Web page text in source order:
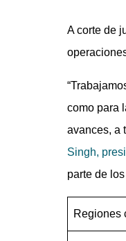
A corte de
como para
avances, a
Singh,
parte de
Regiones